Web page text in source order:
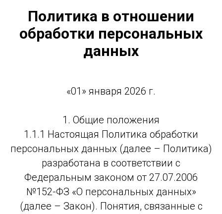
Политика в отношении
обработки персональных
данных
«01» января 2026 г.
1. Общие положения
1.1.1 Настоящая Политика обработки
персональных данных (далее – Политика)
разработана в соответствии с
Федеральным законом от 27.07.2006
№152-ФЗ «О персональных данных»
(далее – Закон). Понятия, связанные с